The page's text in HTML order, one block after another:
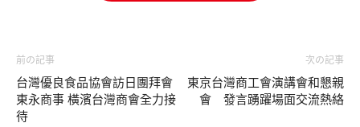
前の記事
台灣優良食品協會訪日團拜會
東永商事 橫濱台灣商會全力接
待
次の記事
東京台灣商工會演講會和懇親
會 發言踴躍場面交流熱絡